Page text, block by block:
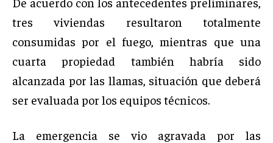
tres viviendas resultaron totalmente
consumidas por el fuego, mientras que una
cuarta propiedad también habría sido
alcanzada por las llamas, situación que deberá
ser evaluada por los equipos técnicos.
La emergencia se vio agravada por las